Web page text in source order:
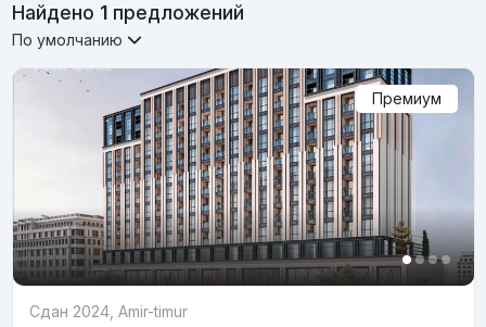
Найдено 1предложений
По умолчанию
Премиум
Сдан 2024, Amir-timur